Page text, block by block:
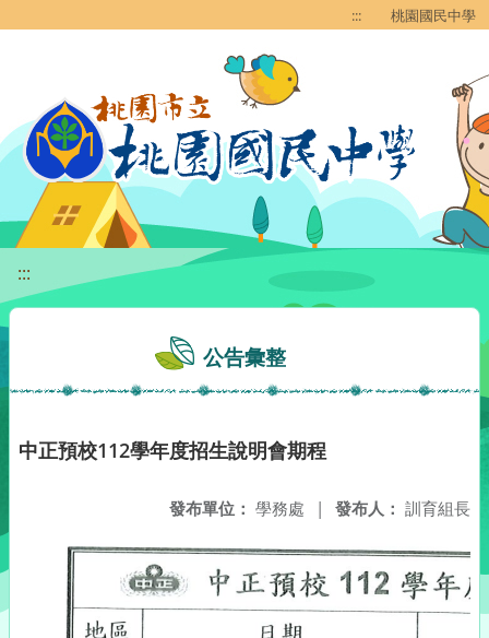
::: 桃園國民中學
:::
公告彙整
中正預校112學年度招生說明會期程
發布人： 訓育組長
發布單位： 學務處 |